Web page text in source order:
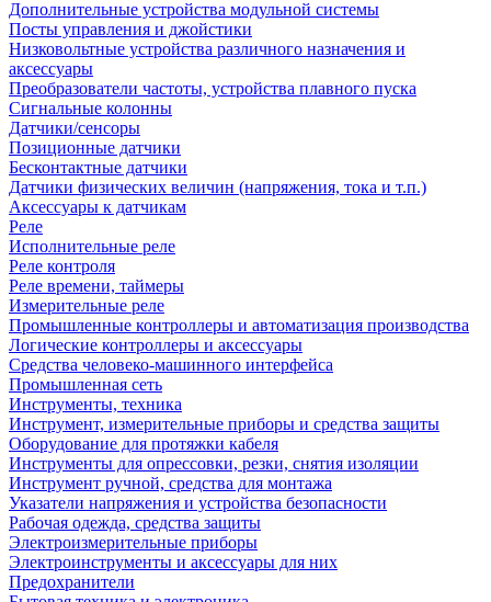
Дополнительные устройства модульной системы
Посты управления и джойстики
Низковольтные устройства различного назначения и
аксессуары
Преобразователи частоты, устройства плавного пуска
Сигнальные колонны
Датчики/сенсоры
Позиционные датчики
Бесконтактные датчики
Датчики физических величин (напряжения, тока и т.п.)
Аксессуары к датчикам
Реле
Исполнительные реле
Реле контроля
Реле времени, таймеры
Измерительные реле
Промышленные контроллеры и автоматизация производства
Логические контроллеры и аксессуары
Средства человеко-машинного интерфейса
Промышленная сеть
Инструменты, техника
Инструмент, измерительные приборы и средства защиты
Оборудование для протяжки кабеля
Инструменты для опрессовки, резки, снятия изоляции
Инструмент ручной, средства для монтажа
Указатели напряжения и устройства безопасности
Рабочая одежда, средства защиты
Электроизмерительные приборы
Электроинструменты и аксессуары для них
Предохранители